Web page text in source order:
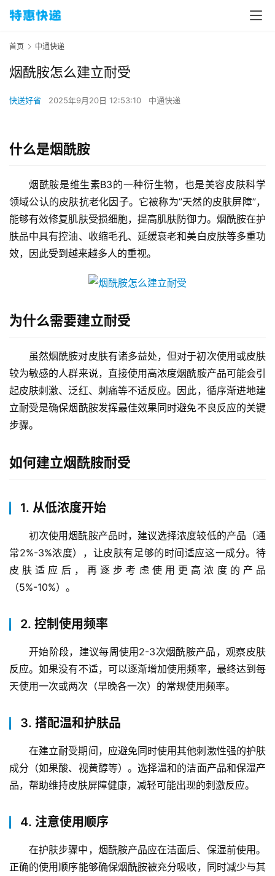
首页 中通快递
烟酰胺怎么建立耐受
快送好省 2025年9月20日 12:53:10 中通快递
什么是烟酰胺
烟酰胺是维生素B3的一种衍生物，也是美容皮肤科学
领域公认的皮肤抗老化因子。它被称为”天然的皮肤屏障”，
能够有效修复肌肤受损细胞，提高肌肤防御力。烟酰胺在护
肤品中具有控油、收缩毛孔、延缓衰老和美白皮肤等多重功
效，因此受到越来越多人的重视。
为什么需要建立耐受
虽然烟酰胺对皮肤有诸多益处，但对于初次使用或皮肤
较为敏感的人群来说，直接使用高浓度烟酰胺产品可能会引
起皮肤刺激、泛红、刺痛等不适反应。因此，循序渐进地建
立耐受是确保烟酰胺发挥最佳效果同时避免不良反应的关键
步骤。
如何建立烟酰胺耐受
1. 从低浓度开始
初次使用烟酰胺产品时，建议选择浓度较低的产品（通
常2%-3%浓度），让皮肤有足够的时间适应这一成分。待
皮肤适应后，再逐步考虑使用更高浓度的产品
（5%-10%）。
2. 控制使用频率
开始阶段，建议每周使用2-3次烟酰胺产品，观察皮肤
反应。如果没有不适，可以逐渐增加使用频率，最终达到每
天使用一次或两次（早晚各一次）的常规使用频率。
3. 搭配温和护肤品
在建立耐受期间，应避免同时使用其他刺激性强的护肤
成分（如果酸、视黄醇等）。选择温和的洁面产品和保湿产
品，帮助维持皮肤屏障健康，减轻可能出现的刺激反应。
4. 注意使用顺序
在护肤步骤中，烟酰胺产品应在洁面后、保湿前使用。
正确的使用顺序能够确保烟酰胺被充分吸收，同时减少与其